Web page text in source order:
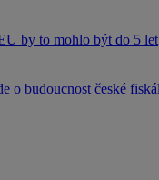
by to mohlo být do 5 let
o budoucnost české